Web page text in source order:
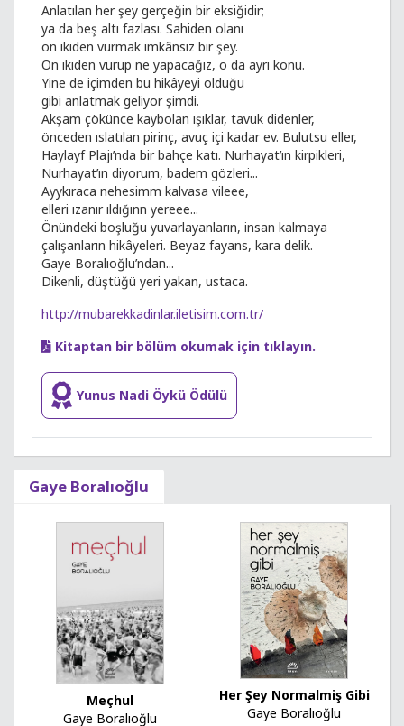
Anlatılan her şey gerçeğin bir eksiğidir;
ya da beş altı fazlası. Sahiden olanı
on ikiden vurmak imkânsız bir şey.
On ikiden vurup ne yapacağız, o da ayrı konu.
Yine de içimden bu hikâyeyi olduğu
gibi anlatmak geliyor şimdi.
Akşam çökünce kaybolan ışıklar, tavuk didenler,
önceden ıslatılan pirinç, avuç içi kadar ev. Bulutsu eller,
Haylayf Plajı’nda bir bahçe katı. Nurhayat’ın kirpikleri,
Nurhayat’ın diyorum, badem gözleri...
Ayykıraca nehesimm kalvasa vileee,
elleri ızanır ıldığınn yereee...
Önündeki boşluğu yuvarlayanların, insan kalmaya
çalışanların hikâyeleri. Beyaz fayans, kara delik.
Gaye Boralıoğlu’ndan...
Dikenli, düştüğü yeri yakan, ustaca.
http://mubarekkadinlar.iletisim.com.tr/
Kitaptan bir bölüm okumak için tıklayın.
Yunus Nadi Öykü Ödülü
Gaye Boralıoğlu
Meçhul
Gaye Boralıoğlu
Her Şey Normalmiş Gibi
Gaye Boralıoğlu